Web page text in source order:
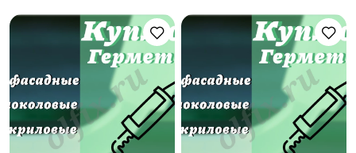
Спорт и отдых Красота и здоровье